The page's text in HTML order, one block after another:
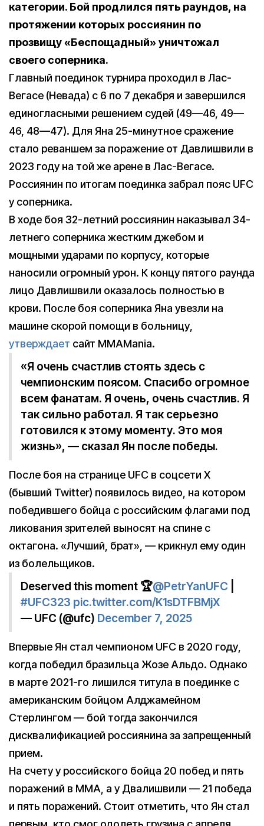
категории. Бой продлился пять раундов, на
протяжении которых россиянин по
прозвищу «Беспощадный» уничтожал
своего соперника.
Главный поединок турнира проходил в Лас-
Вегасе (Невада) с 6 по 7 декабря и завершился
единогласными решением судей (49—46, 49—
46, 48—47). Для Яна 25-минутное сражение
стало реваншем за поражение от Давлишвили в
2023 году на той же арене в Лас-Вегасе.
Россиянин по итогам поединка забрал пояс UFC
у соперника.
В ходе боя 32-летний россиянин наказывал 34-
летнего соперника жестким джебом и
мощными ударами по корпусу, которые
наносили огромный урон. К концу пятого раунда
лицо Давлишвили оказалось полностью в
крови. После боя соперника Яна увезли на
машине скорой помощи в больницу,
утверждает сайт MMAMania.
«Я очень счастлив стоять здесь с
чемпионским поясом. Спасибо огромное
всем фанатам. Я очень, очень счастлив. Я
так сильно работал. Я так серьезно
готовился к этому моменту. Это моя
жизнь», — сказал Ян после победы.
После боя на странице UFC в соцсети X
(бывший Twitter) появилось видео, на котором
победившего бойца с российским флагами под
ликования зрителей выносят на спине с
октагона. «Лучший, брат», — крикнул ему один
из болельщиков.
Deserved this moment 🏆@PetrYanUFC
#UFC323 pic.twitter.com/K1sDTFBMjX
— UFC (@ufc) December 7, 2025
Впервые Ян стал чемпионом UFC в 2020 году,
когда победил бразильца Жозе Альдо. Однако
в марте 2021-го лишился титула в поединке с
американским бойцом Алджамейном
Стерлингом — бой тогда закончился
дисквалификацией россиянина за запрещенный
прием.
На счету у российского бойца 20 побед и пять
поражений в ММА, а у Двалишвили — 21 победа
и пять поражений. Стоит отметить, что Ян стал